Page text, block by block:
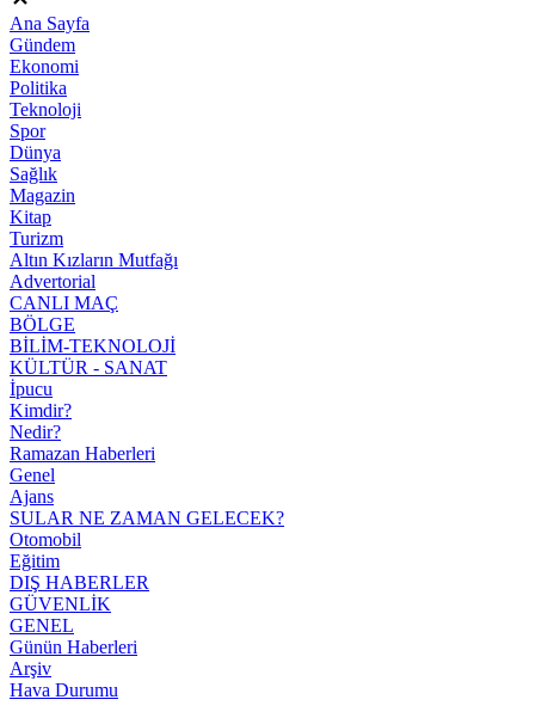
Ana Sayfa
Gündem
Ekonomi
Politika
Teknoloji
Spor
Dünya
Sağlık
Magazin
Kitap
Turizm
Altın Kızların Mutfağı
Advertorial
CANLI MAÇ
BÖLGE
BİLİM-TEKNOLOJİ
KÜLTÜR - SANAT
İpucu
Kimdir?
Nedir?
Ramazan Haberleri
Genel
Ajans
SULAR NE ZAMAN GELECEK?
Otomobil
Eğitim
DIŞ HABERLER
GÜVENLİK
GENEL
Günün Haberleri
Arşiv
Hava Durumu